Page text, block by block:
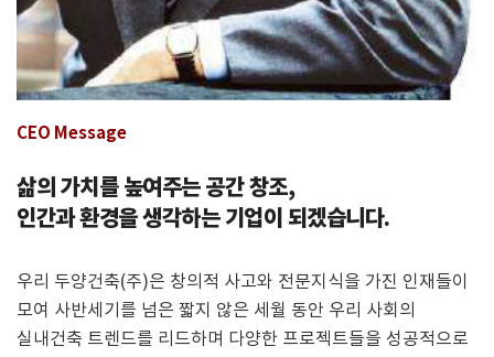
CEO Message
삶의 가치를 높여주는 공간 창조,
인간과 환경을 생각하는 기업이 되겠습니다.
우리 두양건축(주)은 창의적 사고와 전문지식을 가진 인재들이
모여 사반세기를 넘은 짧지 않은 세월 동안 우리 사회의
실내건축 트렌드를 리드하며 다양한 프로젝트들을 성공적으로